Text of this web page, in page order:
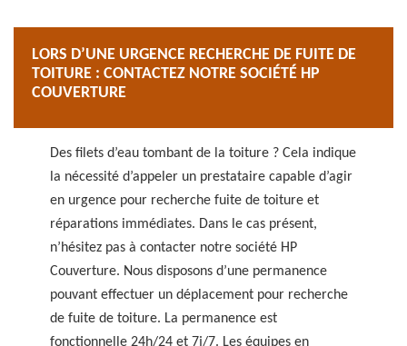
LORS D’UNE URGENCE RECHERCHE DE FUITE DE
TOITURE : CONTACTEZ NOTRE SOCIÉTÉ HP
COUVERTURE
Des filets d’eau tombant de la toiture ? Cela indique
la nécessité d’appeler un prestataire capable d’agir
en urgence pour recherche fuite de toiture et
réparations immédiates. Dans le cas présent,
n’hésitez pas à contacter notre société HP
Couverture. Nous disposons d’une permanence
pouvant effectuer un déplacement pour recherche
de fuite de toiture. La permanence est
fonctionnelle 24h/24 et 7j/7. Les équipes en